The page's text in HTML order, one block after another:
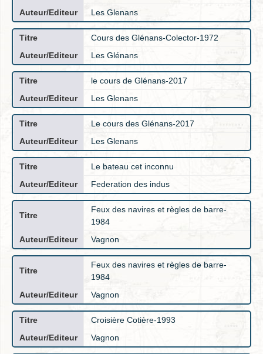
Les Glenans
Cours des Glénans-Colector-1972
Les Glénans
le cours de Glénans-2017
Les Glenans
Le cours des Glénans-2017
Les Glenans
Le bateau cet inconnu
Federation des indus
Feux des navires et règles de barre-
1984
Vagnon
Feux des navires et règles de barre-
1984
Vagnon
Croisière Cotière-1993
Vagnon